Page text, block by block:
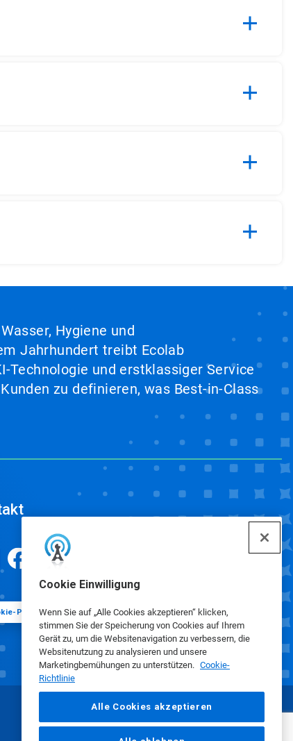
Cookie Einwilligung
Wenn Sie auf „Alle Cookies akzeptieren“ klicken,
stimmen Sie der Speicherung von Cookies auf Ihrem
Gerät zu, um die Websitenavigation zu verbessern, die
Websitenutzung zu analysieren und unsere
Marketingbemühungen zu unterstützen. Cookie-
Richtlinie
Alle Cookies akzeptieren
Hygiene und
Jahrhundert treibt Ecolab
Technologie und erstklassiger Service
zu definieren, was Best-in-Class
Präferenzen